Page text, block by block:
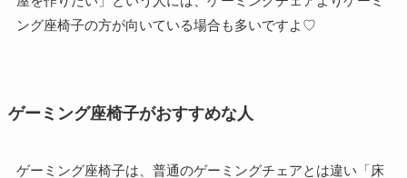
ング座椅子の方が向いている場合も多いですよ♡
ゲーミング座椅子がおすすめな人
ゲーミング座椅子は、普通のゲーミングチェアとは違い「床